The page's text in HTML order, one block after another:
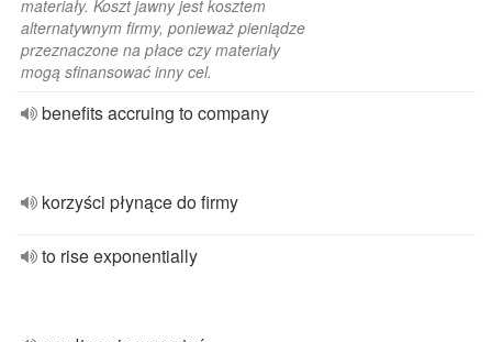
materiały. Koszt jawny jest kosztem
alternatywnym firmy, ponieważ pieniądze
przeznaczone na płace czy materiały
mogą sfinansować inny cel.
benefits accruing to company
korzyści płynące do firmy
to rise exponentially